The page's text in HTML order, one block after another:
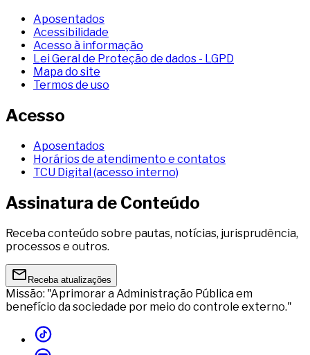
Aposentados
Acessibilidade
Acesso à informação
Lei Geral de Proteção de dados - LGPD
Mapa do site
Termos de uso
Acesso
Aposentados
Horários de atendimento e contatos
TCU Digital (acesso interno)
Assinatura de Conteúdo
Receba conteúdo sobre pautas, notícias, jurisprudência,
processos e outros.
Receba atualizações
Missão: "Aprimorar a Administração Pública em
benefício da sociedade por meio do controle externo."